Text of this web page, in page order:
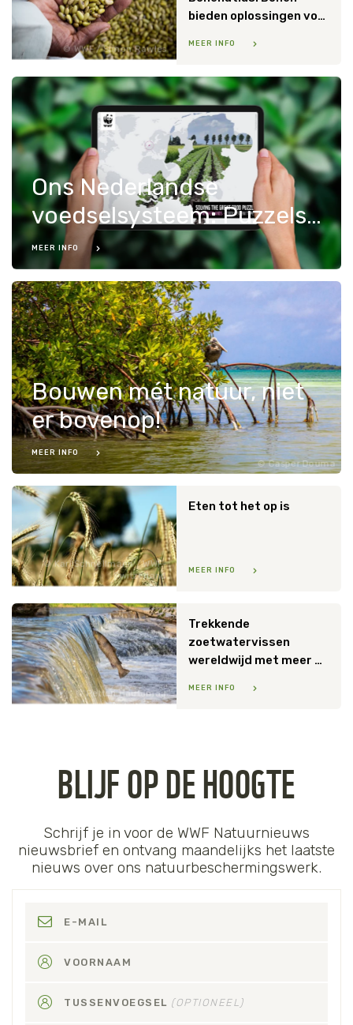
WWF / Simon Rawles
bieden oplossingen voor natuur en landbouw
MEER INFO
Ons Nederlandse
voedselsysteem: Puzzelstukjes op zijn plaats
MEER INFO
Casper Douma
Bouwen mét natuur, niet
er bovenop!
MEER INFO
Kari Schnellmann / WWF-
Switzerland
Eten tot het op is
MEER INFO
Petteri Hautamaa
Trekkende
zoetwatervissen
wereldwijd met meer dan 80 procent afgenomen
MEER INFO
BLIJF OP DE HOOGTE
Schrijf je in voor de WWF Natuurnieuws
nieuwsbrief en ontvang maandelijks het laatste
nieuws over ons natuurbeschermingswerk.
E-MAIL
VOORNAAM
TUSSENVOEGSEL (OPTIONEEL)